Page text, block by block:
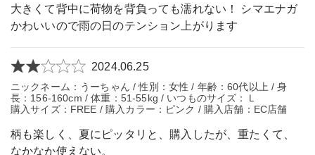
大きくて背中に荷物を背負っても濡れない！ シマエナガ
かわいいので雨の日のテンション上がります
2024.06.25
ニックネーム：うーちゃん / 性別：女性 / 年齢：60代以上 / 身
長：156-160cm / 体重：51-55kg / いつものサイズ：Ｌ
購入サイズ：FREE / 購入カラー：ピンク / 購入店舗：EC店舗
柄も楽しく、夏にピッタリと、購入したが、重たくて、
なかなか使えない。